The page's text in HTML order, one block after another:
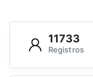
11733
Registros